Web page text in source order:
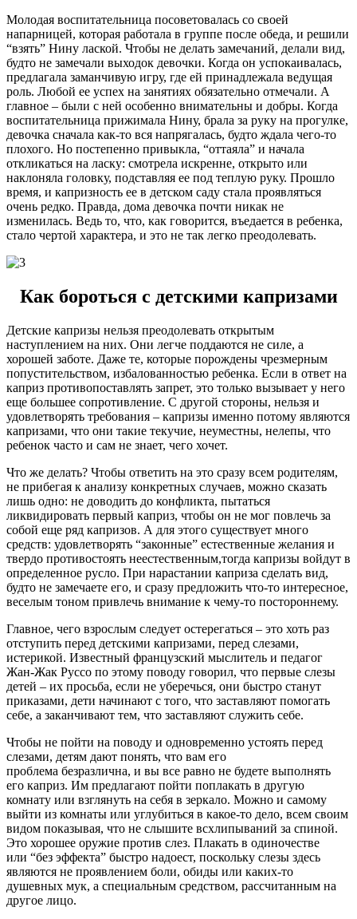
Молодая воспитательница посоветовалась со своей
напарницей, которая работала в группе после обеда, и решили
“взять” Нину лаской. Чтобы не делать замечаний, делали вид,
будто не замечали выходок девочки. Когда он успокаивалась,
предлагала заманчивую игру, где ей принадлежала ведущая
роль. Любой ее успех на занятиях обязательно отмечали. А
главное – были с ней особенно внимательны и добры. Когда
воспитательница прижимала Нину, брала за руку на прогулке,
девочка сначала как-то вся напрягалась, будто ждала чего-то
плохого. Но постепенно привыкла, “оттаяла” и начала
откликаться на ласку: смотрела искренне, открыто или
наклоняла головку, подставляя ее под теплую руку. Прошло
время, и капризность ее в детском саду стала проявляться
очень редко. Правда, дома девочка почти никак не
изменилась. Ведь то, что, как говорится, въедается в ребенка,
стало чертой характера, и это не так легко преодолевать.
Как бороться с детскими капризами
Детские капризы нельзя преодолевать открытым
наступлением на них. Они легче поддаются не силе, а
хорошей заботе. Даже те, которые порождены чрезмерным
попустительством, избалованностью ребенка. Если в ответ на
каприз противопоставлять запрет, это только вызывает у него
еще большее сопротивление. С другой стороны, нельзя и
удовлетворять требования – капризы именно потому являются
капризами, что они такие текучие, неуместны, нелепы, что
ребенок часто и сам не знает, чего хочет.
Что же делать? Чтобы ответить на это сразу всем родителям,
не прибегая к анализу конкретных случаев, можно сказать
лишь одно: не доводить до конфликта, пытаться
ликвидировать первый каприз, чтобы он не мог повлечь за
собой еще ряд капризов. А для этого существует много
средств: удовлетворять “законные” естественные желания и
твердо противостоять неестественным,тогда капризы войдут в
определенное русло. При нарастании каприза сделать вид,
будто не замечаете его, и сразу предложить что-то интересное,
веселым тоном привлечь внимание к чему-то постороннему.
Главное, чего взрослым следует остерегаться – это хоть раз
отступить перед детскими капризами, перед слезами,
истерикой. Известный французский мыслитель и педагог
Жан-Жак Руссо по этому поводу говорил, что первые слезы
детей – их просьба, если не уберечься, они быстро станут
приказами, дети начинают с того, что заставляют помогать
себе, а заканчивают тем, что заставляют служить себе.
Чтобы не пойти на поводу и одновременно устоять перед
слезами, детям дают понять, что вам его
проблема безразлична, и вы все равно не будете выполнять
его каприз. Им предлагают пойти поплакать в другую
комнату или взглянуть на себя в зеркало. Можно и самому
выйти из комнаты или углубиться в какое-то дело, всем своим
видом показывая, что не слышите всхлипываний за спиной.
Это хорошее оружие против слез. Плакать в одиночестве
или “без эффекта” быстро надоест, поскольку слезы здесь
являются не проявлением боли, обиды или каких-то
душевных мук, а специальным средством, рассчитанным на
другое лицо.